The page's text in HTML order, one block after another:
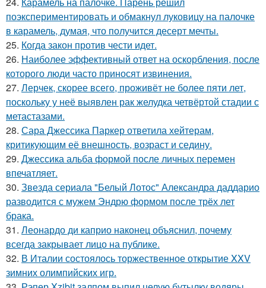
поэкспериментировать и обмакнул луковицу на палочке
в карамель, думая, что получится десерт мечты.
25. Когда закон против чести идет.
26. Наиболее эффективный ответ на оскорбления, после
которого люди часто приносят извинения.
27. Лерчек, скорее всего, проживёт не более пяти лет,
поскольку у неё выявлен рак желудка четвёртой стадии с
метастазами.
28. Сара Джессика Паркер ответила хейтерам,
критикующим её внешность, возраст и седину.
29. Джессика альба формой после личных перемен
впечатляет.
30. Звезда сериала "Белый Лотос" Александра даддарио
разводится с мужем Эндрю формом после трёх лет
брака.
31. Леонардо ди каприо наконец объяснил, почему
всегда закрывает лицо на публике.
32. В Италии состоялось торжественное открытие XXV
зимних олимпийских игр.